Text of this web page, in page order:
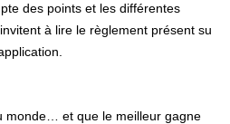
des points et les différentes
à lire le règlement présent su
monde… et que le meilleur gagne